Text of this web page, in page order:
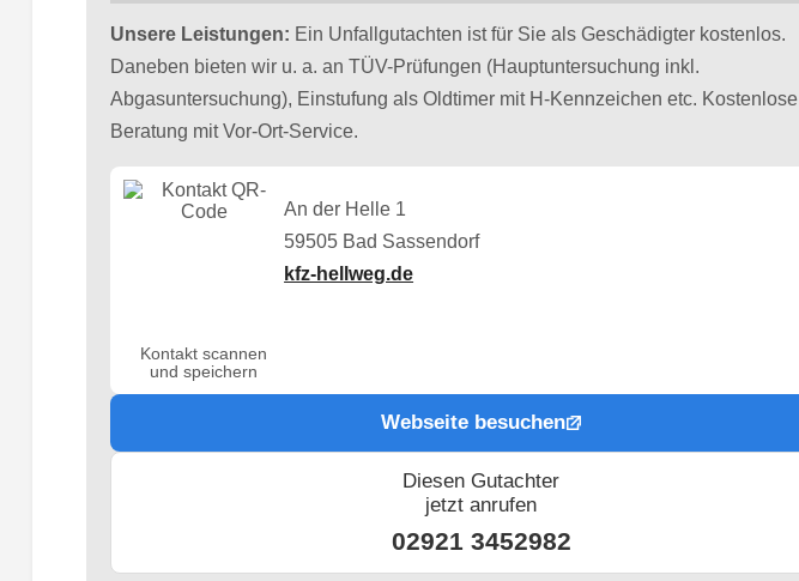
Unsere Leistungen: Ein Unfallgutachten ist für Sie als Geschädigter kostenlos.
Daneben bieten wir u. a. an TÜV-Prüfungen (Hauptuntersuchung inkl.
Abgasuntersuchung), Einstufung als Oldtimer mit H-Kennzeichen etc. Kostenlose
Beratung mit Vor-Ort-Service.
Kontakt scannen
und speichern
An der Helle 1
59505 Bad Sassendorf
kfz-hellweg.de
Webseite besuchen
Diesen Gutachter
jetzt anrufen
02921 3452982